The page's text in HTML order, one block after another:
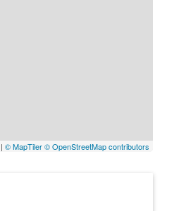
| © MapTiler© OpenStreetMap contributors